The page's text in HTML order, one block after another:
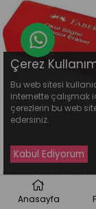
Faber Castell Okul
7223_30 (1 Adet)
Çerez
Bu web sitesi
internette çalışmak
çerezlerin bu web
edersiniz.
Anasayfa